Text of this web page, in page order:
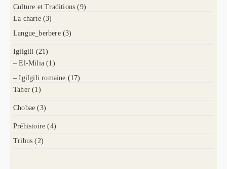
Culture et Traditions (9)
La charte (3)
Langue_berbere (3)
Igilgili (21)
– El-Milia (1)
– Igilgili romaine (17)
Taher (1)
Chobae (3)
Préhistoire (4)
Tribus (2)